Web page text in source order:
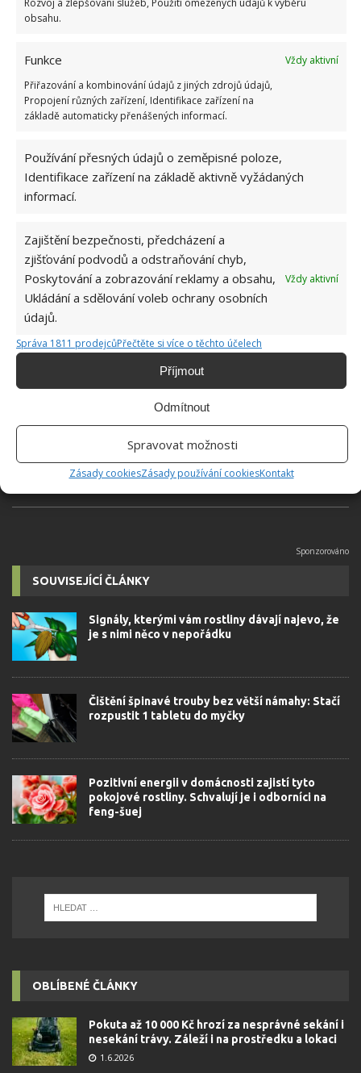
Rozvoj a zlepšování služeb, Použití omezených údajů k výběru
obsahu.
Funkce
Vždy aktivní
Přiřazování a kombinování údajů z jiných zdrojů údajů,
Propojení různých zařízení, Identifikace zařízení na
základě automaticky přenášených informací.
Používání přesných údajů o zeměpisné poloze,
Identifikace zařízení na základě aktivně vyžádaných
informací.
Zajištění bezpečnosti, předcházení a
zjišťování podvodů a odstraňování chyb,
Poskytování a zobrazování reklamy a obsahu,
Ukládání a sdělování voleb ochrany osobních
údajů.
Vždy aktivní
Správa 1811 prodejcůPřečtěte si více o těchto účelech
Příjmout
Odmítnout
Spravovat možnosti
Zásady cookiesZásady používání cookiesKontakt
DEZINFEKCE
Hana Musilová
Do redakce Bydlimeutulne.cz se
přidala během svých studií a práce
rozhodla zůstat. Její v...
autorovi]
SOUVISEJÍCÍ ČLÁNKY
Signály, kterými vám rostliny dávají najevo, že
je s nimi něco v nepořádku
Čištění špinavé trouby bez větší námahy: Stačí
rozpustit 1 tabletu do myčky
Pozitivní energii v domácnosti zajistí tyto
pokojové rostliny. Schvalují je i odborníci na
feng-šuej
OBLÍBENÉ ČLÁNKY
Pokuta až 10 000 Kč hrozí za nesprávné sekání i
nesekání trávy. Záleží i na prostředku a lokaci
1.6.2026